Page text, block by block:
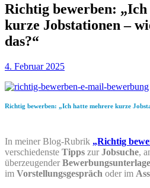
Richtig bewerben:
kurze Jobstationen –
das?“
4. Februar 2025
Richtig bewerben: „Ich hatte mehrere kurze
In meiner Blog-Rubrik „Richtig
verschiedenste Tipps zur Jobsuche,
überzeugender
im Vorstellungsgespräch oder im